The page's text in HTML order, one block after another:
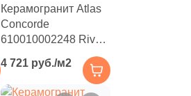
Керамогранит Atlas
Concorde
610010002248 Rive
Acqua Riva 20x160
бежевый матовый
под дерево
4 721 руб./м2